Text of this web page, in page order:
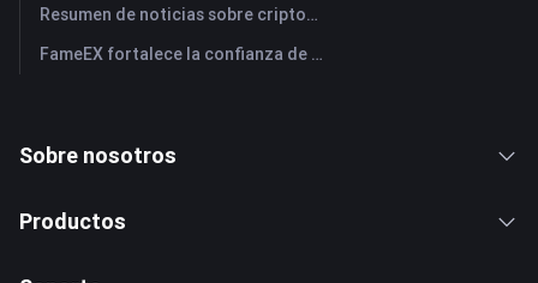
Resumen de noticias sobre criptomonedas de FameEX de hoy | 29 de julio de 2026
FameEX fortalece la confianza de los usuarios a través de ocho años de operaciones estables y crecimiento global
Sobre nosotros
Productos